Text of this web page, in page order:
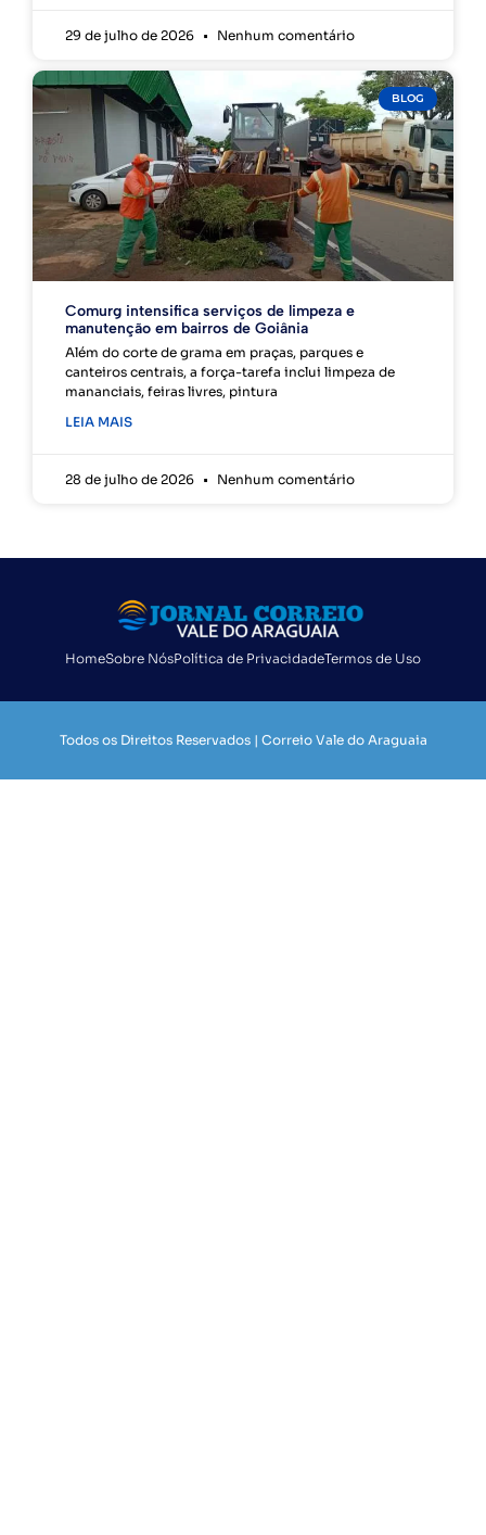
29 de julho de 2026 Nenhum comentário
BLOG
Comurg intensifica serviços de limpeza e
manutenção em bairros de Goiânia
Além do corte de grama em praças, parques e
canteiros centrais, a força-tarefa inclui limpeza de
mananciais, feiras livres, pintura
LEIA MAIS
28 de julho de 2026 Nenhum comentário
HomeSobre NósPolítica de PrivacidadeTermos de Uso
Todos os Direitos Reservados | Correio Vale do Araguaia